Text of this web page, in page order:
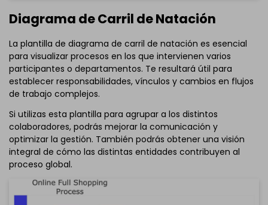
Diagrama de Carril de Natación
La plantilla de diagrama de carril de natación es esencial
para visualizar procesos en los que intervienen varios
participantes o departamentos. Te resultará útil para
establecer responsabilidades, vínculos y cambios en flujos
de trabajo complejos.
Si utilizas esta plantilla para agrupar a los distintos
colaboradores, podrás mejorar la comunicación y
optimizar la gestión. También podrás obtener una visión
integral de cómo las distintas entidades contribuyen al
proceso global.